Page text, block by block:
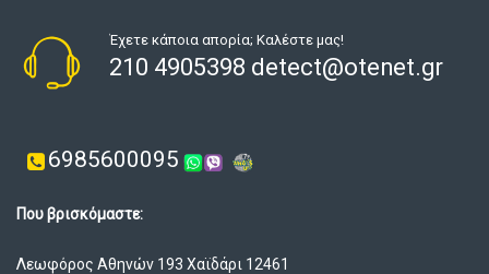
Έχετε κάποια απορία; Καλέστε μας!
210 4905398 detect@otenet.gr
6985600095
Που βρισκόμαστε:
Λεωφόρος Αθηνών 193 Χαϊδάρι 12461